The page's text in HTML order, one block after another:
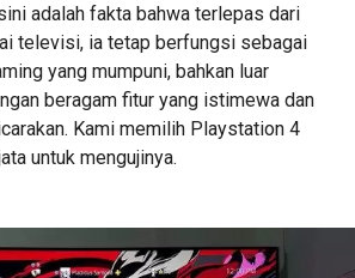
adalah fakta bahwa terlepas dari
televisi, ia tetap berfungsi sebagai
yang mumpuni, bahkan luar
beragam fitur yang istimewa dan
Kami memilih Playstation 4
untuk mengujinya.